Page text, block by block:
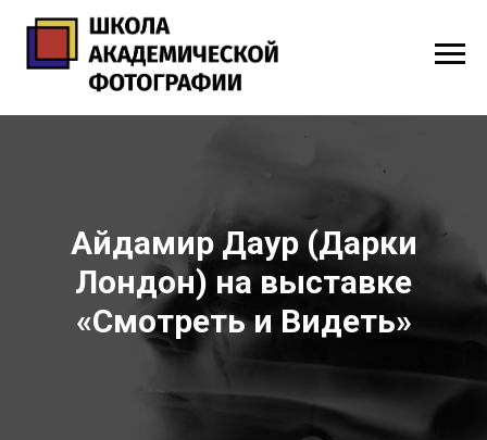
Айдамир Даур (Дарки
Лондон) на выставке
«Смотреть и Видеть»